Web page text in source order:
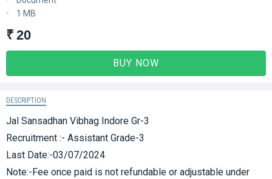
1 MB
₹ 20
BUY NOW
DESCRIPTION
Jal Sansadhan Vibhag Indore Gr-3
Recruitment :- Assistant Grade-3
Last Date:-03/07/2024
Note:-Fee once paid is not refundable or adjustable under